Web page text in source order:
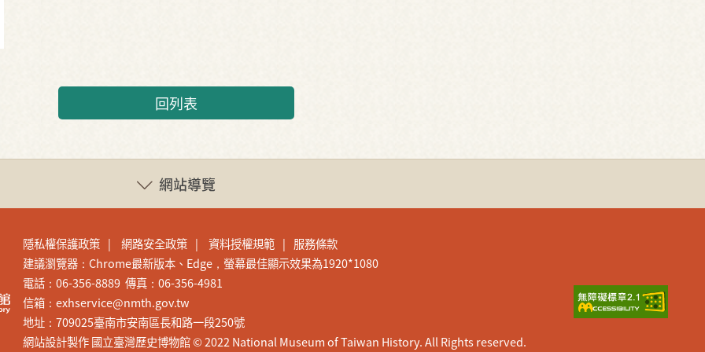
回列表
網站導覽
隱私權保護政策 網路安全政策 資料授權規範
服務條款
建議瀏覽器：Chrome最新版本、Edge，螢幕最佳顯示效果為1920*1080
電話：06-356-8889 傳真：06-356-4981
信箱：exhservice@nmth.gov.tw
地址：709025臺南市安南區長和路一段250號
網站設計製作 國立臺灣歷史博物館 © 2022 National Museum of Taiwan History. All Rights reserved.